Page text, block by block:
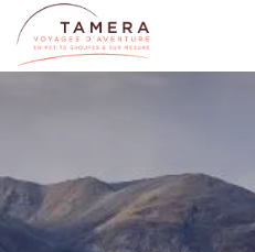
Aller
au
contenu